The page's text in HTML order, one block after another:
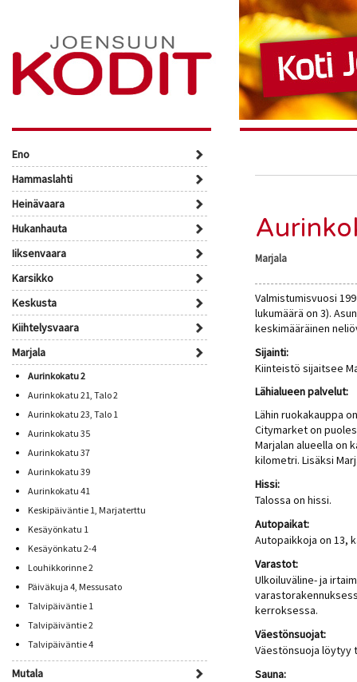
Eno
Hammaslahti
Heinävaara
Hukanhauta
Iiksenvaara
Karsikko
Keskusta
Kiihtelysvaara
Marjala
Aurinkokatu 2
Aurinkokatu 21, Talo 2
Aurinkokatu 23, Talo 1
Aurinkokatu 35
Aurinkokatu 37
Aurinkokatu 39
Aurinkokatu 41
Keskipäiväntie 1, Marjaterttu
Kesäyönkatu 1
Kesäyönkatu 2-4
Louhikkorinne 2
Päiväkuja 4, Messusato
Talvipäiväntie 1
Talvipäiväntie 2
Talvipäiväntie 4
Mutala
Marjala
Valmistumisvuosi
lukumäärä on 3).
keskimääräinen
Sijainti:
Kiinteistö sijaitsee
Lähialueen palvelut:
Lähin ruokakauppa
Citymarket on
Marjalan alueella on
kilometri. Lisäksi
Hissi:
Talossa on hissi.
Autopaikat:
Autopaikkoja on 13,
Varastot:
Ulkoiluväline- ja
kerroksessa.
Väestönsuojat:
Väestönsuoja löytyy
Sauna: